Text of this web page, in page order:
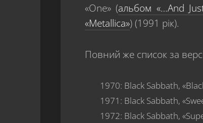
«One» (альбом «…And
«Metallica») (1991 рік).
Повний же список за
1970: Black Sabbath,
1971: Black Sabbath,
1972: Black Sabbath,